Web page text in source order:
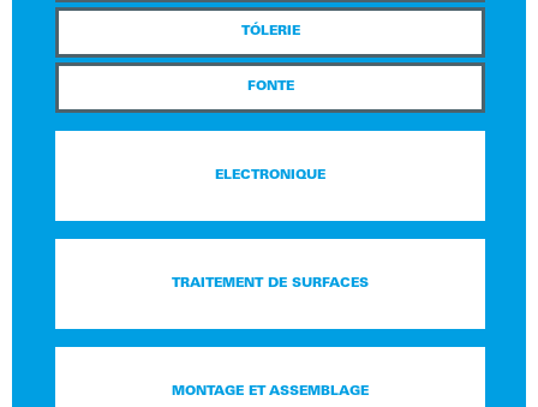
TÓLERIE
FONTE
ELECTRONIQUE
TRAITEMENT DE SURFACES
MONTAGE ET ASSEMBLAGE